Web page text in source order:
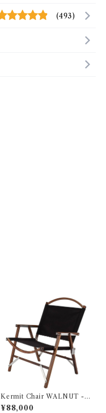
(493)
Kermit Chair WALNUT -Bl
ack-
¥88,000